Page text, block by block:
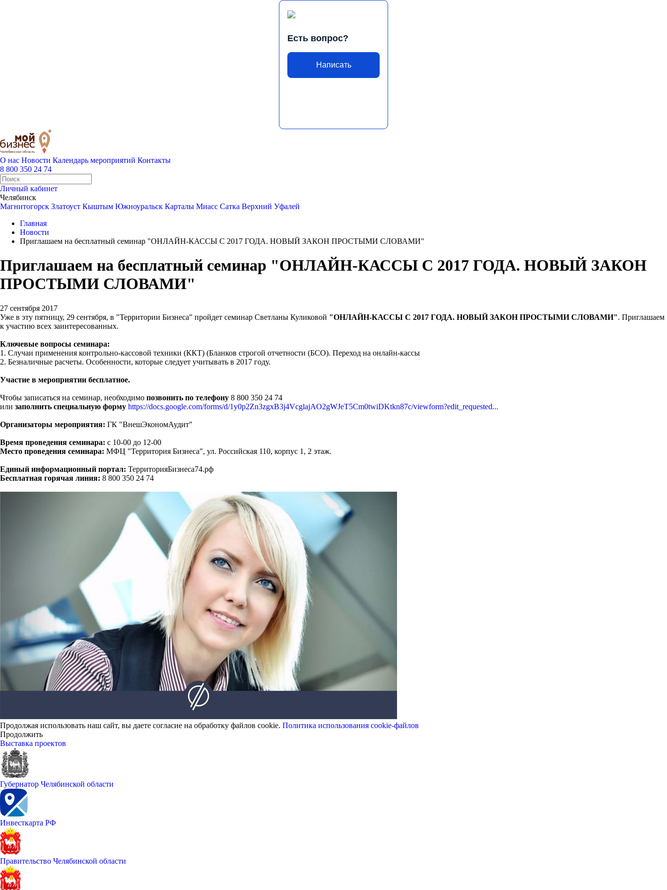
Есть вопрос?
Написать
О нас Новости Календарь мероприятий Контакты
8 800 350 24 74
Личный кабинет
Челябинск
Магнитогорск Златоуст Кыштым Южноуральск Карталы Миасс Сатка Верхний Уфалей
Главная
Новости
Приглашаем на бесплатный семинар "ОНЛАЙН-КАССЫ С 2017 ГОДА. НОВЫЙ ЗАКОН ПРОСТЫМИ СЛОВАМИ"
Приглашаем на бесплатный семинар "ОНЛАЙН-КАССЫ С 2017 ГОДА. НОВЫЙ ЗАКОН
ПРОСТЫМИ СЛОВАМИ"
27 сентября 2017
Уже в эту пятницу, 29 сентября, в "Территории Бизнеса" пройдет семинар Светланы Куликовой "ОНЛАЙН-КАССЫ С 2017 ГОДА. НОВЫЙ ЗАКОН ПРОСТЫМИ СЛОВАМИ". Приглашаем
к участию всех заинтересованных.
Ключевые вопросы семинара:
1. Случаи применения контрольно-кассовой техники (ККТ) (Бланков строгой отчетности (БСО). Переход на онлайн-кассы
2. Безналичные расчеты. Особенности, которые следует учитывать в 2017 году.
Участие в мероприятии бесплатное.
Чтобы записаться на семинар, необходимо позвонить по телефону 8 800 350 24 74
или заполнить специальную форму https://docs.google.com/forms/d/1y0p2Zn3zgxB3j4VcglajAO2gWJeT5Cm0twiDKtkn87c/viewform?edit_requested...
Организаторы мероприятия: ГК "ВнешЭкономАудит"
Время проведения семинара: с 10-00 до 12-00
Место проведения семинара: МФЦ "Территория Бизнеса", ул. Российская 110, корпус 1, 2 этаж.
Единый информационный портал: ТерриторияБизнеса74.рф
Бесплатная горячая линия: 8 800 350 24 74
Продолжая использовать наш сайт, вы даете согласие на обработку файлов cookie. Политика использования cookie-файлов
Продолжить
Выставка проектов
Губернатор Челябинской области
Инвесткарта РФ
Правительство Челябинской области